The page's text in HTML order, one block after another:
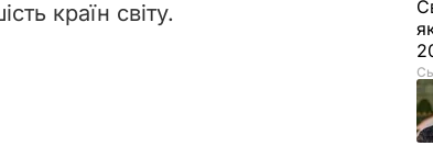
країн світу.